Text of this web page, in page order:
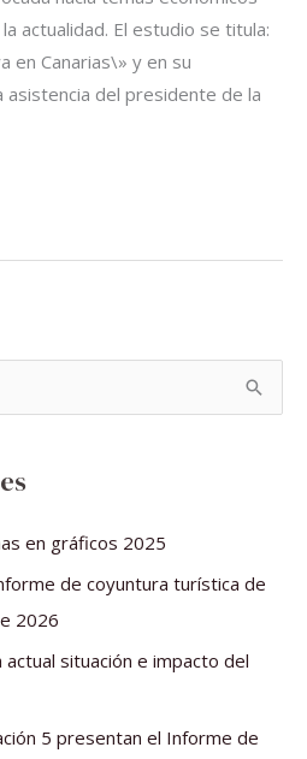
actualidad. El estudio se titula:
en Canarias\» y en su
asistencia del presidente de la
en gráficos 2025
de coyuntura turística de
2026
situación e impacto del
5 presentan el Informe de